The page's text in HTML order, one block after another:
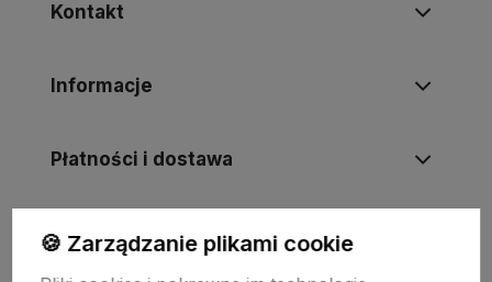
Kontakt
Informacje
Płatności i dostawa
Informacje
🍪 Zarządzanie plikami cookie